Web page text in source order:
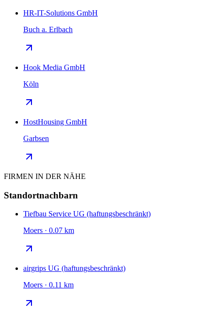
HR-IT-Solutions GmbH
Buch a. Erlbach
Hook Media GmbH
Köln
HostHousing GmbH
Garbsen
FIRMEN IN DER NÄHE
Standortnachbarn
Tiefbau Service UG (haftungsbeschränkt)
Moers · 0.07 km
airgrips UG (haftungsbeschränkt)
Moers · 0.11 km